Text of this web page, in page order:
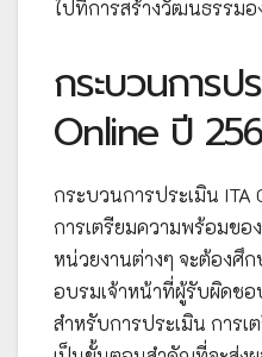
ไปที่การสร้างวัฒนธรรม
กระบวนการป
Online ปี
กระบวนการประเมิน ITA
การเตรียมความพร้อมข
หน่วยงานต่างๆ จะต้องศึ
อบรมเจ้าหน้าที่ผู้รับผิดชอ
สำหรับการประเมิน การ